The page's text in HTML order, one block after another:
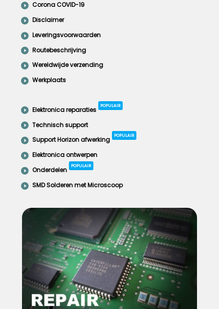
Corona COVID-19
Disclaimer
Leveringsvoorwaarden
Routebeschrijving
Wereldwijde verzending
Werkplaats
Elektronica reparaties POPULAIR
Technisch support
Support Horizon afwerking
POPULAIR
Elektronica ontwerpen
Onderdelen
POPULAIR
SMD Solderen met Microscoop